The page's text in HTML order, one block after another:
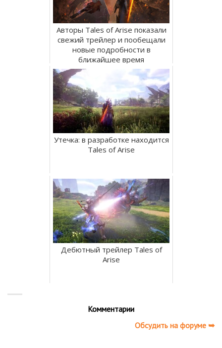
Авторы Tales of Arise показали
свежий трейлер и пообещали
новые подробности в
ближайшее время
Утечка: в разработке находится
Tales of Arise
Дебютный трейлер Tales of
Arise
Комментарии
Обсудить на форуме ➥